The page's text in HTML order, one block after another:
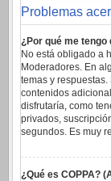
Problemas
¿Por qué me
No está obligado a
Moderadores. En
temas y
contenidos
disfrutaría, como
privados,
segundos. Es muy
¿Qué es COPPA?